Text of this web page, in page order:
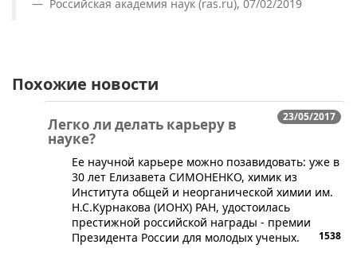
Российская академия наук (ras.ru), 07/02/2019
Похожие новости
23/05/2017
Легко ли делать карьеру в
науке?
​Eе научной карьере можно позавидовать: уже в
30 лет Елизавета СИМОНЕНКО, химик из
Института общей и неорганической химии им.
Н.С.Курнакова (ИОНХ) РАН, удостоилась
престижной российской награды - премии
Президента России для молодых ученых.
1538